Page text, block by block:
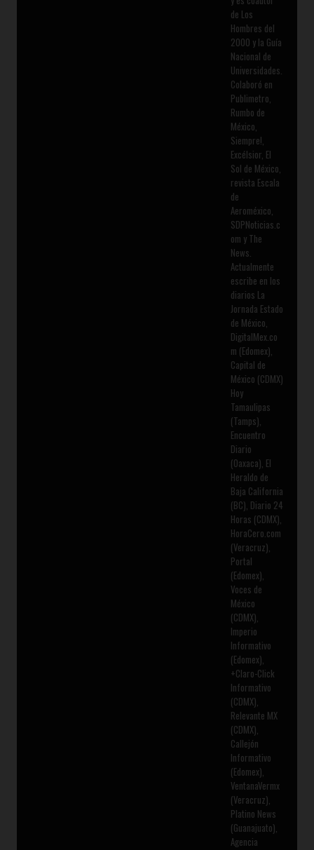
de Los
Hombres del
2000 y la Guía
Nacional de
Universidades.
Colaboró en
Publimetro,
Rumbo de
México,
Siempre!,
Excélsior, El
Sol de México,
revista Escala
de
Aeroméxico,
SDPNoticias.c
om y The
News.
Actualmente
escribe en los
diarios La
Jornada Estado
de México,
DigitalMex.co
m (Edomex),
Capital de
México (CDMX)
Hoy
Tamaulipas
(Tamps),
Encuentro
Diario
(Oaxaca), El
Heraldo de
Baja California
(BC), Diario 24
Horas (CDMX),
HoraCero.com
(Veracruz),
Portal
(Edomex),
Voces de
México
(CDMX),
Imperio
Informativo
(Edomex),
+Claro-Click
Informativo
(CDMX),
Relevante MX
(CDMX),
Callejón
Informativo
(Edomex),
VentanaVermx
(Veracruz),
Platino News
(Guanajuato),
Agencia